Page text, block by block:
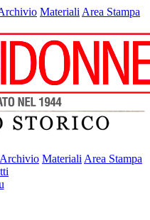
Materiali Area Stampa
Archivio Materiali Area Stampa